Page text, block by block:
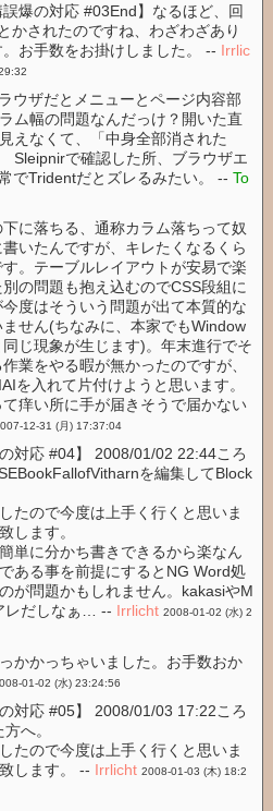
誤爆の対応 #03End】なるほど、回
かされたのですね、わざわざあり
お手数をお掛けしました。 -- Irrlic
ウザだとメニューとページ内容部
ム幅の問題なんだっけ？開いた直
えなくて、「中身全部消された
Sleipnirで確認した所、ブラウザエ
でTridentだとズレるみたい。 --To
に落ちる、通称カラム落ちって奴
いたんですが、キレたくなるくら
。テーブルレイアウトが安易で楽
の問題も抱え込むのでCSS段組に
度はそういう問題が出て本質的な
せん(ちなみに、本家でもWindow
じ現象が生じます)。年末進行でそ
業をやる暇が無かったのですが、
を入れて片付けようと思います。
て痒い所に手が届きそうで届かない
12-31 (月) 17:37:04
対応 #04】 2008/01/02 22:44ころ
を編集してBlock
たので今度は上手く行くと思いま
します。
単に分かち書きできるから楽なん
ある事を前提にするとNG Word処
が問題かもしれません。kakasiやM
レだしなぁ… -- Irrlicht 2008-01-02 (水) 2
かかっちゃいました。お手数おか
01-02 (水) 23:24:56
対応 #05】 2008/01/03 17:22ころ
へ。
たので今度は上手く行くと思いま
します。 -- Irrlicht 2008-01-03 (木) 18:2